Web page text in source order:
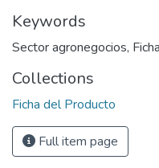
Keywords
Sector agronegocios,
Collections
Ficha del Producto
Full item page